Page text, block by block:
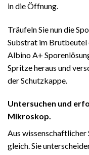
in die Öffnung.
Träufeln Sie nun die
Substrat im Brutbeutel
Albino A+
Spritze heraus und
der Schutzkappe.
Untersuchen und
Mikroskop.
Aus wissenschaftlicher
gleich. Sie